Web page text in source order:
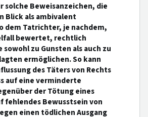
solche Beweisanzeichen, die
Blick als ambivalent
dem Tatrichter, je nachdem,
bewertet, rechtlich
sowohl zu Gunsten als auch zu
ermöglichen. So kann
des Täters von Rechts
auf eine verminderte
der Tötung eines
fehlendes Bewusstsein von
einen tödlichen Ausgang